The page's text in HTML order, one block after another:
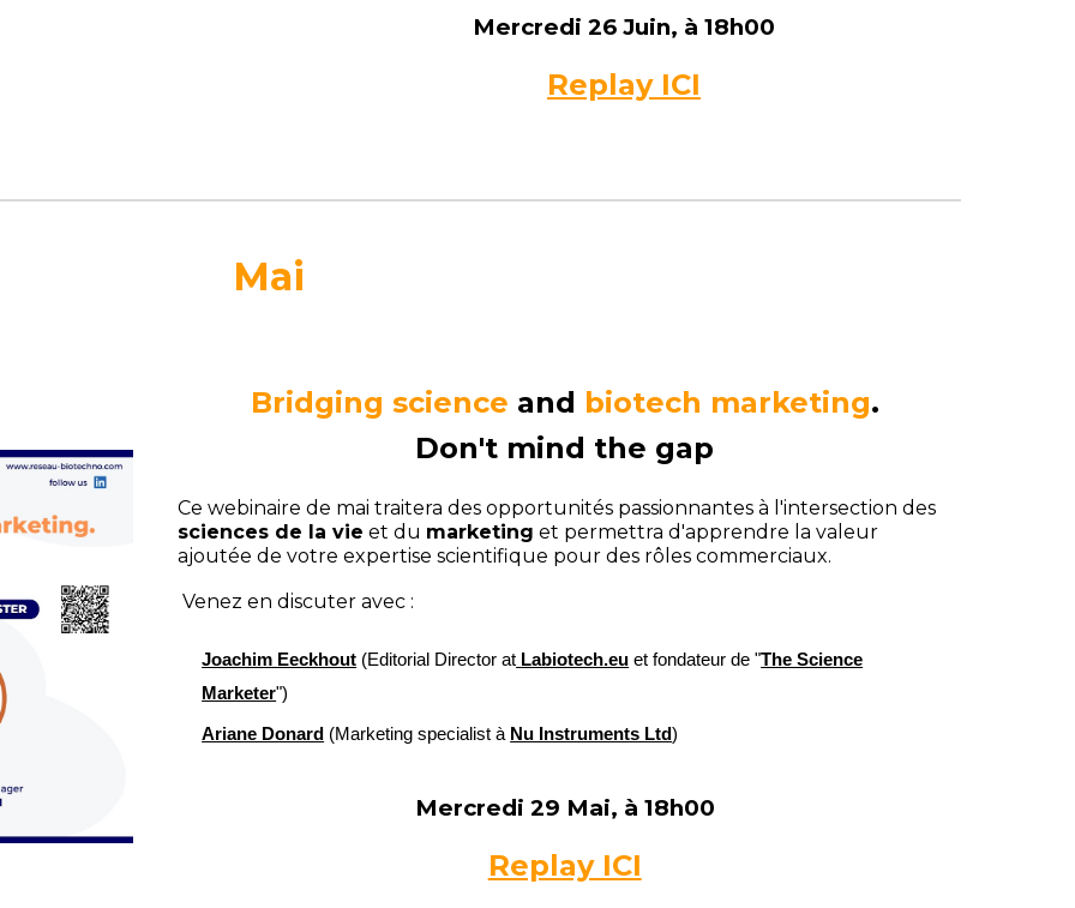
Mercredi 26 Juin, à 18h00
Replay ICI
Mai
Bridging science and biotech marketing.
Don't mind the gap
Ce webinaire de mai traitera des opportunités passionnantes à l'intersection des
sciences de la vie et du marketing et permettra d'apprendre la valeur
ajoutée de votre expertise scientifique pour des rôles commerciaux.
Venez en discuter avec :
Joachim Eeckhout (Editorial Director at Labiotech.eu et fondateur de"The Science
Marketer")
Ariane Donard (Marketing specialist à Nu Instruments Ltd)
Mercredi 29 Mai, à 18h00
Replay ICI